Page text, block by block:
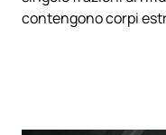
contengono corpi